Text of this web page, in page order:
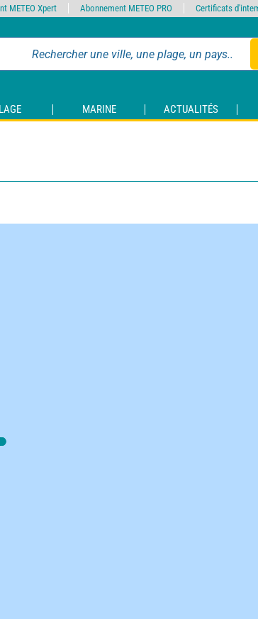
MARINE ACTUALITÉS
METEO Xpert Abonnement METEO PRO Certificats